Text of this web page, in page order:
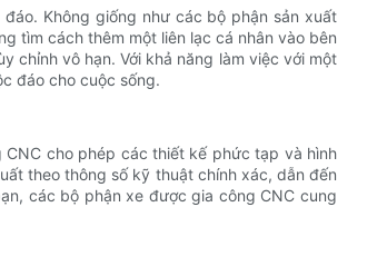
Không giống như các bộ phận sản xuất
tìm cách thêm một liên lạc cá nhân vào bên
chỉnh vô hạn. Với khả năng làm việc với một
đáo cho cuộc sống.
cho phép các thiết kế phức tạp và hình
theo thông số kỹ thuật chính xác, dẫn đến
các bộ phận xe được gia công CNC cung